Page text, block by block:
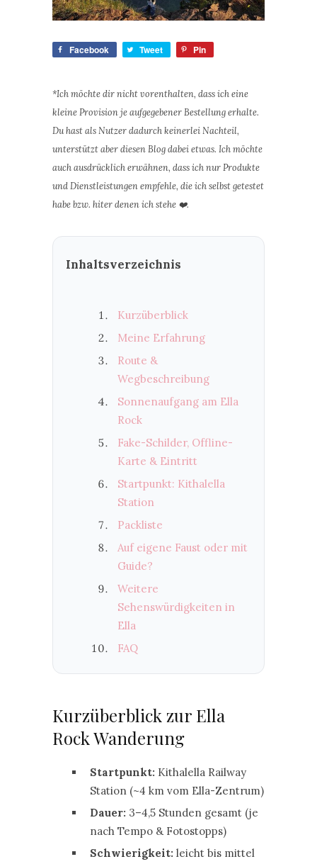
Facebook Tweet Pin
*Ich möchte dir nicht vorenthalten, dass ich eine
kleine Provision je aufgegebener Bestellung erhalte.
Du hast als Nutzer dadurch keinerlei Nachteil,
unterstützt aber diesen Blog dabei etwas. Ich möchte
auch ausdrücklich erwähnen, dass ich nur Produkte
und Dienstleistungen empfehle, die ich selbst getestet
habe bzw. hiter denen ich stehe ❤️.
Inhaltsverzeichnis
Kurzüberblick
Meine Erfahrung
Route &
Wegbeschreibung
Sonnenaufgang am Ella
Rock
Fake-Schilder, Offline-
Karte & Eintritt
Startpunkt: Kithalella
Station
Packliste
Auf eigene Faust oder mit
Guide?
Weitere
Sehenswürdigkeiten in
Ella
FAQ
Kurzüberblick zur Ella
Rock Wanderung
Startpunkt: Kithalella Railway
Station (~4 km vom Ella-Zentrum)
Dauer: 3–4,5 Stunden gesamt (je
nach Tempo & Fotostopps)
Schwierigkeit: leicht bis mittel